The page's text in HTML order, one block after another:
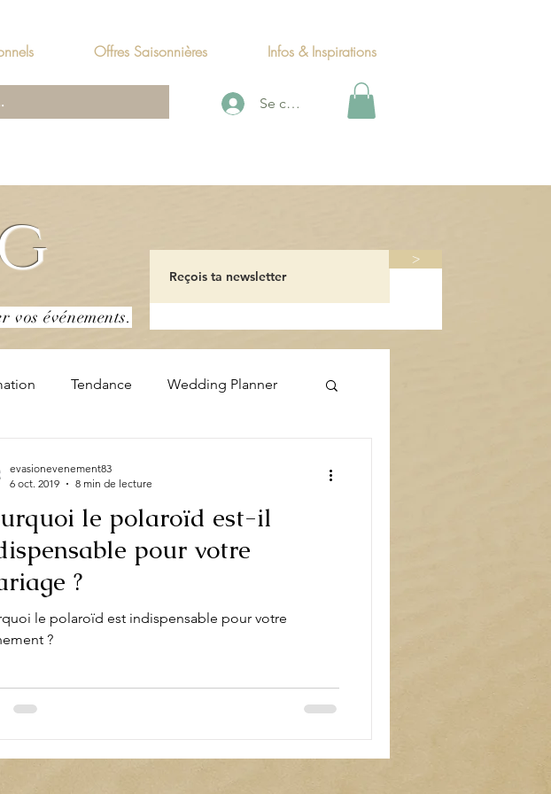
Offres Saisonnières Infos & Inspirations
Se connecter
événements.
>
Tendance Wedding Planner
le polaroïd est-il
pour votre
?
le polaroïd est indispensable pour votre
?
evasionevenement83
6 oct. 2019
8 min de lecture